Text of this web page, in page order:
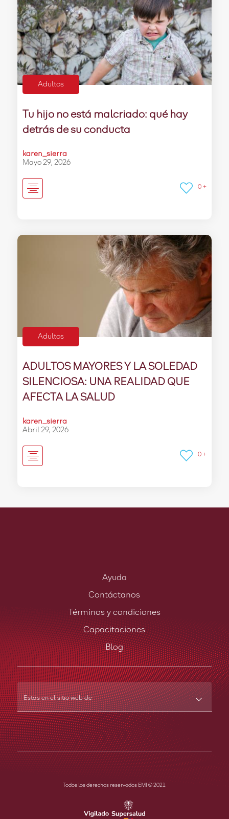
Adultos
Tu hijo no está malcriado: qué hay
detrás de su conducta
karen_sierra
Mayo 29, 2026
0 +
Adultos
ADULTOS MAYORES Y LA SOLEDAD
SILENCIOSA: UNA REALIDAD QUE
AFECTA LA SALUD
karen_sierra
Abril 29, 2026
0 +
Ayuda
Contáctanos
Términos y condiciones
Capacitaciones
Blog
Estás en el sitio web de
Todos los derechos reservados EMI © 2021